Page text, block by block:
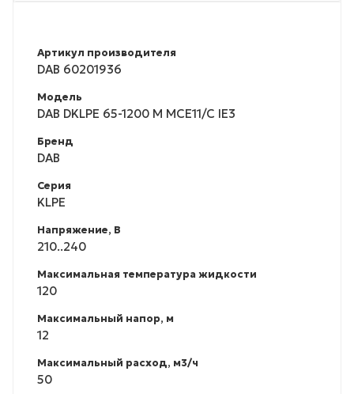
Артикул производителя
DAB 60201936
Модель
DAB DKLPE 65-1200 M MCE11/C IE3
Бренд
DAB
Серия
KLPE
Напряжение, В
210..240
Максимальная температура жидкости
120
Максимальный напор, м
12
Максимальный расход, м3/ч
50